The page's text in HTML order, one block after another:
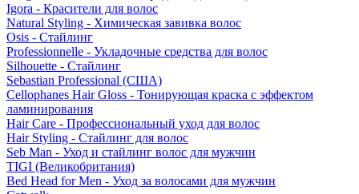
Igora - Красители для волос
Natural Styling - Химическая завивка волос
Osis - Стайлинг
Professionnelle - Укладочные средства для волос
Silhouette - Стайлинг
Sebastian Professional (США)
Cellophanes Hair Gloss - Тонирующая краска с эффектом
ламинирования
Hair Care - Профессиональный уход для волос
Hair Styling - Стайлинг для волос
Seb Man - Уход и стайлинг волос для мужчин
TIGI (Великобритания)
Bed Head for Men - Уход за волосами для мужчин